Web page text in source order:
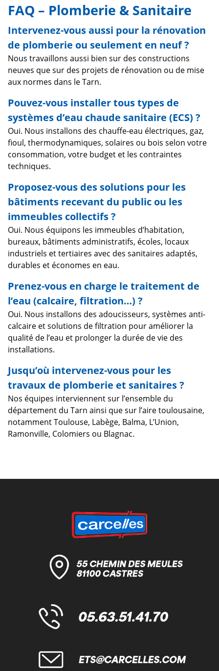
FAQ – Plomberie & Sanitaire
Intervenez-vous aussi pour la rénovation
de plomberie ou seulement en neuf ?
Nous travaillons aussi bien sur des constructions
neuves que sur des projets de rénovation ou de mise
aux normes dans le Tarn.
Pouvez-vous installer tous types de
systèmes d’eau chaude sanitaire (ECS) ?
Oui. Nous installons des chauffe-eau électriques, gaz,
fioul, thermodynamiques, solaires ou bois selon votre
consommation, votre budget et les contraintes
techniques.
Proposez-vous des solutions pour les
bâtiments recevant du public ou les
immeubles collectifs ?
Oui. Nous équipons les immeubles d’habitation,
bureaux, bâtiments administratifs, écoles, locaux
industriels et tertiaires avec des sanitaires adaptés,
durables et économes en eau.
Prenez-vous en charge le traitement de
l’eau (calcaire, filtration…) ?
Oui. Nous installons des adoucisseurs, systèmes anti-
calcaire et solutions de filtration pour améliorer la
qualité de l’eau et prolonger la durée de vie des
installations.
Jusqu’où intervenez-vous pour les
travaux de plomberie et sanitaires ?
Nos équipes interviennent sur l’ensemble du
département du Tarn ainsi que sur l’aire toulousaine,
notamment Toulouse, Labège, Balma, L’Union,
Ramonville, Colomiers ou Blagnac.